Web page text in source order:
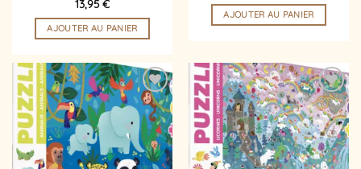
13,95€
AJOUTER AU PANIER
AJOUTER AU PANIER
Ajouter
à la
liste
d’envies
Ajouter
à la
liste
d’envies